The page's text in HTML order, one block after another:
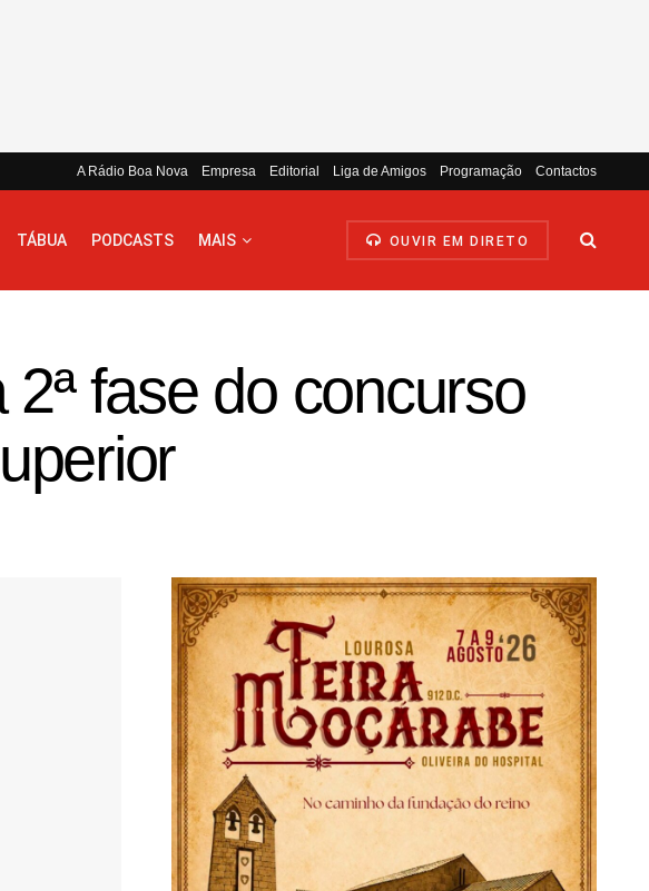
A Rádio Boa Nova Empresa Editorial Liga de Amigos Programação Contactos
TÁBUA PODCASTS MAIS OUVIR EM DIRETO
fase do concurso